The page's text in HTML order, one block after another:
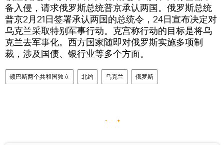
备入侵，请求俄罗斯总统普京承认两国。俄罗斯总统
普京2月21日签署承认两国的总统令，24日宣布决定对
乌克兰采取特别军事行动。克宫称行动的目标是将乌
克兰去军事化。西方国家随即对俄罗斯实施多项制
裁，涉及国债、银行业等多个方面。
顿巴斯两个共和国独立 北约 乌克兰 俄罗斯